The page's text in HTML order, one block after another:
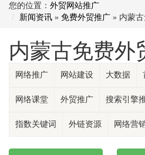
您的位置： 外贸网站推广
新闻资讯 » 免费外贸推广 » 内蒙
内蒙古免费外
网络推广 网站建设 大数据
网络课堂 外贸推广 搜索引擎
指数关键词 外链资源 网络营